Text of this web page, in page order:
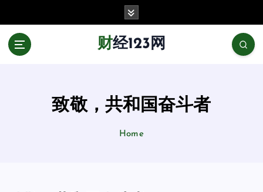
财经123网
致敬，共和国奋斗者
Home